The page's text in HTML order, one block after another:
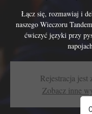
Łącz się, rozmawiaj i
naszego Wieczoru
ćwiczyć języki przy
Rejestracja jest
Zobacz inne